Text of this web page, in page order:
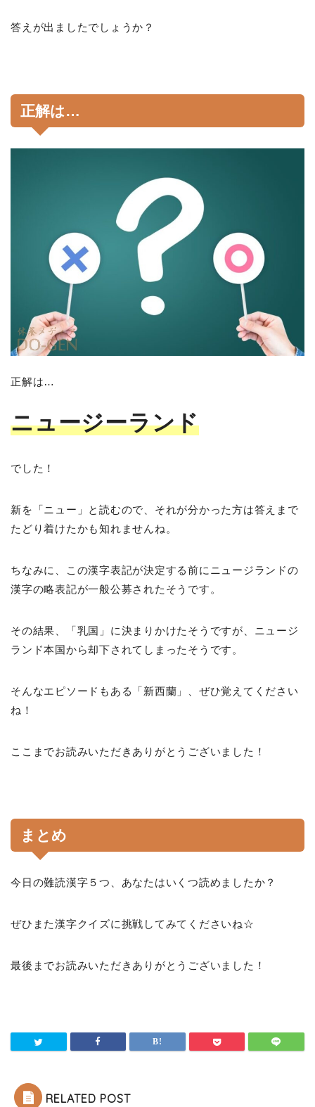
答えが出ましたでしょうか？
正解は…
正解は…
ニュージーランド
でした！
新を「ニュー」と読むので、それが分かった方は答えまで
たどり着けたかも知れませんね。
ちなみに、この漢字表記が決定する前にニュージランドの
漢字の略表記が一般公募されたそうです。
その結果、「乳国」に決まりかけたそうですが、ニュージ
ランド本国から却下されてしまったそうです。
そんなエピソードもある「新西蘭」、ぜひ覚えてください
ね！
ここまでお読みいただきありがとうございました！
まとめ
今日の難読漢字５つ、あなたはいくつ読めましたか？
ぜひまた漢字クイズに挑戦してみてくださいね☆
最後までお読みいただきありがとうございました！
RELATED POST